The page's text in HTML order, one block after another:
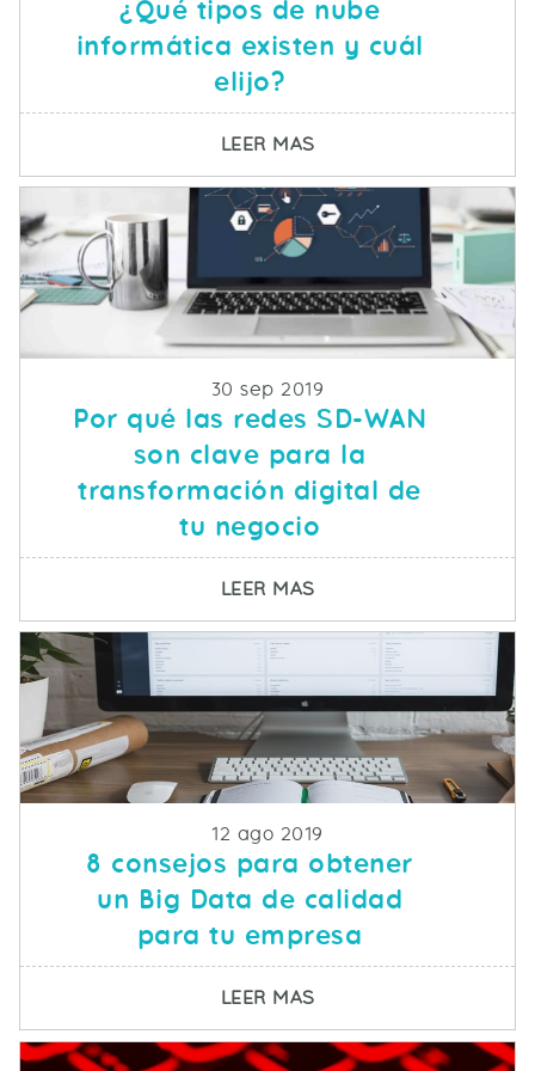
¿Qué tipos de nube
informática existen y cuál
elijo?
LEER MASSOBRE ¿QUÉ TIPOS
Fecha de publicacion
30 sep 2019
Por qué las redes SD-WAN
son clave para la
transformación digital de
tu negocio
LEER MASSOBRE POR QUÉ LAS
Fecha de publicacion
12 ago 2019
8 consejos para obtener
un Big Data de calidad
para tu empresa
LEER MASSOBRE 8 CONSEJOS